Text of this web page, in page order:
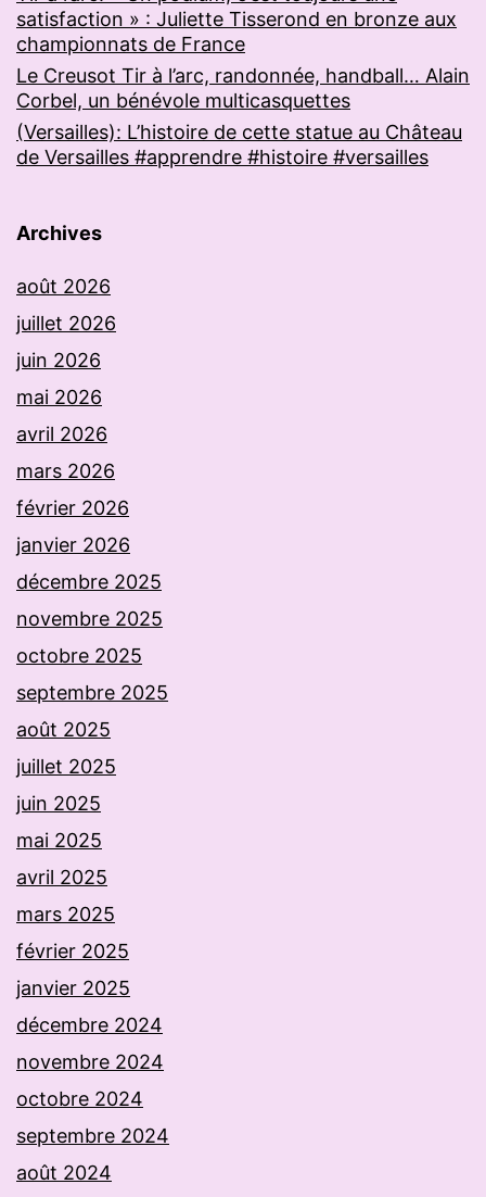
satisfaction » : Juliette Tisserond en bronze aux
championnats de France
Le Creusot Tir à l’arc, randonnée, handball… Alain
Corbel, un bénévole multicasquettes
(Versailles): L’histoire de cette statue au Château
de Versailles #apprendre #histoire #versailles
Archives
août 2026
juillet 2026
juin 2026
mai 2026
avril 2026
mars 2026
février 2026
janvier 2026
décembre 2025
novembre 2025
octobre 2025
septembre 2025
août 2025
juillet 2025
juin 2025
mai 2025
avril 2025
mars 2025
février 2025
janvier 2025
décembre 2024
novembre 2024
octobre 2024
septembre 2024
août 2024